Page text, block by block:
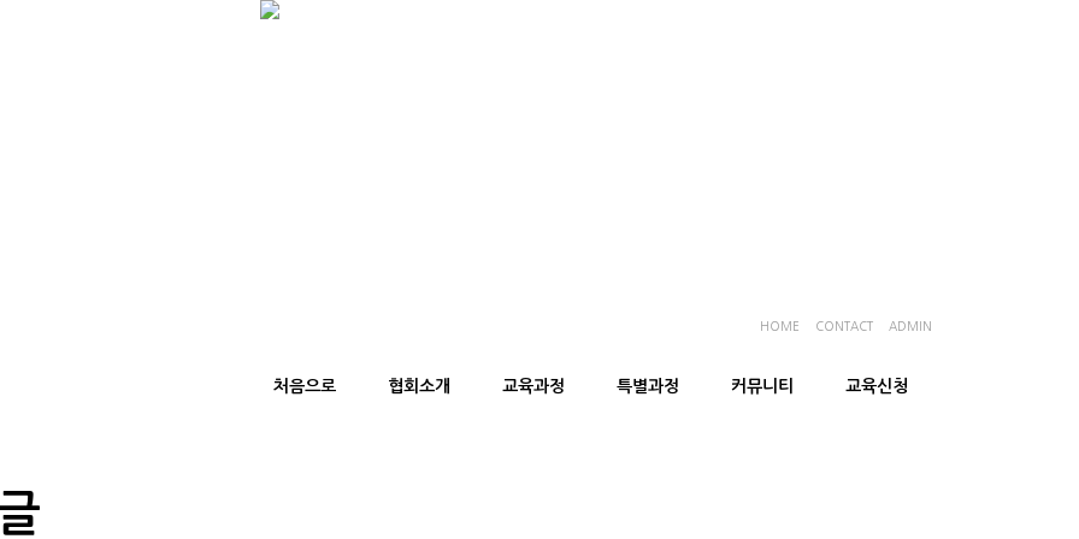
HOME CONTACT ADMIN
처음으로 협회소개 교육과정 특별과정 커뮤니티 교육신청